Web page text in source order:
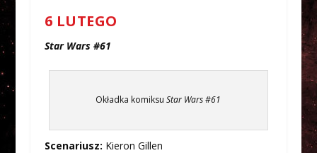
6 LUTEGO
Star Wars #61
Okładka komiksuStar Wars #61
Scenariusz: Kieron Gillen